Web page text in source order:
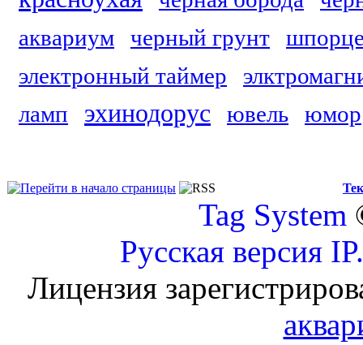
аквариум
черный грунт
электронный таймер
ламп
эхинодорус ювель юмор
Tag System
Русская версия
Лицензия